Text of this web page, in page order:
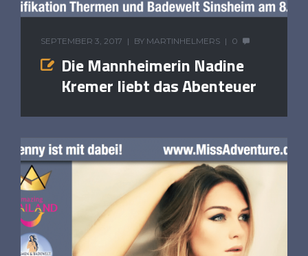
SEPTEMBER 3, 2017 BY MARTINHELMERS 0
Die Mannheimerin Nadine
Kremer liebt das Abenteuer